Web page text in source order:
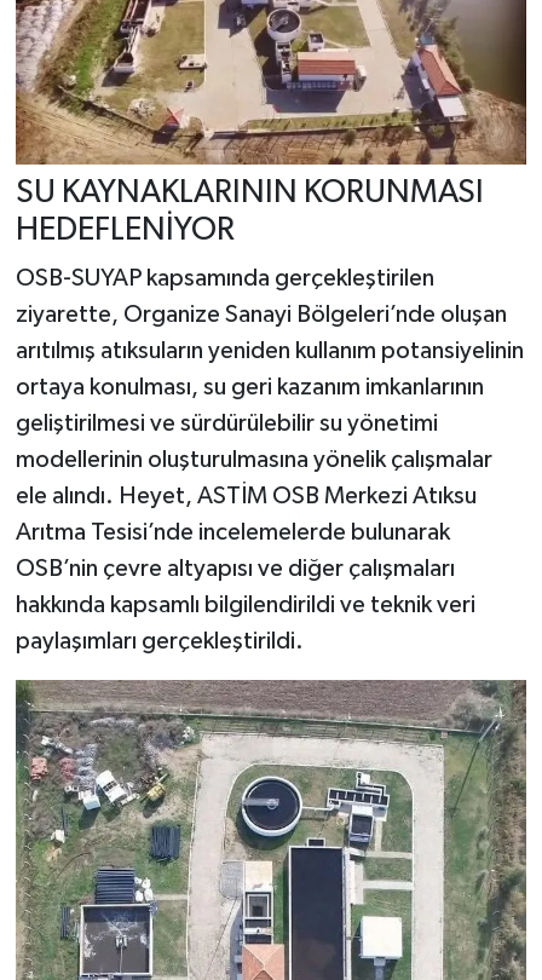
SU KAYNAKLARININ KORUNMASI
HEDEFLENİYOR
OSB-SUYAP kapsamında gerçekleştirilen
ziyarette, Organize Sanayi Bölgeleri’nde oluşan
arıtılmış atıksuların yeniden kullanım potansiyelinin
ortaya konulması, su geri kazanım imkanlarının
geliştirilmesi ve sürdürülebilir su yönetimi
modellerinin oluşturulmasına yönelik çalışmalar
ele alındı. Heyet, ASTİM OSB Merkezi Atıksu
Arıtma Tesisi’nde incelemelerde bulunarak
OSB’nin çevre altyapısı ve diğer çalışmaları
hakkında kapsamlı bilgilendirildi ve teknik veri
paylaşımları gerçekleştirildi.